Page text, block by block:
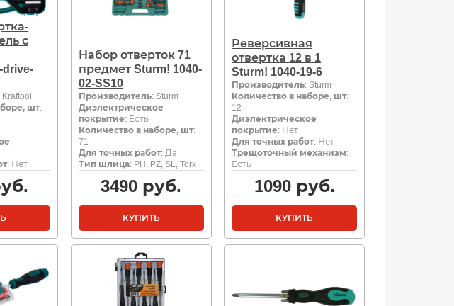
с
drive-
Kraftool
шт:
: Нет
Набор отверток 71
предмет Sturm! 1040-
02-SS10
Производитель: Sturm
Диэлектрическое
покрытие: Есть
Количество в наборе, шт:
71
Для точных работ: Да
Тип шлица: PH, PZ, SL, Torx
3490 руб.
КУПИТЬ
Реверсивная
отвертка 12 в 1
Sturm! 1040-19-6
Производитель: Sturm
Количество в наборе, шт:
12
Диэлектрическое
покрытие: Нет
Для точных работ: Нет
Трещоточный механизм:
Есть
1090руб.
КУПИТЬ